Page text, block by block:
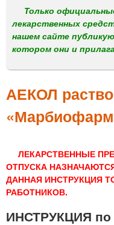
м
е
н
Только
лекарственных
нашем сайте
котором они и
АЕКОЛ
ЛЕКАРСТВЕННЫЕ
ОТПУСКА
ДАННАЯ ИНСТРУКЦИЯ
РАБОТНИКОВ.
ИНСТРУКЦИЯ по